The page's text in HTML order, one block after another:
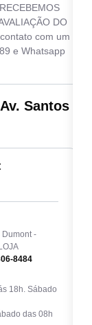
DO
com um
e Whatsapp
Santos
Dumont -
8484
18h. Sábado
das 08h